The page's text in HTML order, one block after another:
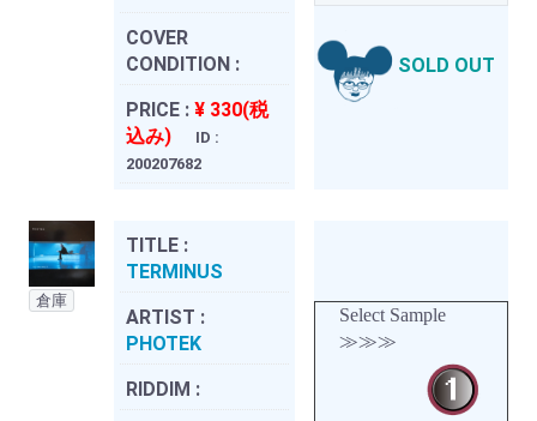
COVER
CONDITION :
PRICE : ¥ 330(税
込み)
ID :
200207682
SOLD OUT
倉庫
TITLE :
TERMINUS
ARTIST :
PHOTEK
RIDDIM :
Select Sample
≫≫≫